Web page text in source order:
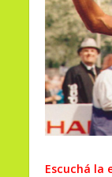
Escuchá